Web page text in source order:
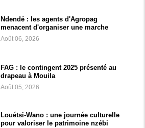
Ndendé : les agents d'Agropag
menacent d'organiser une marche
Août 06, 2026
FAG : le contingent 2025 présenté au
drapeau à Mouila
Août 05, 2026
Louétsi-Wano : une journée culturelle
pour valoriser le patrimoine nzébi